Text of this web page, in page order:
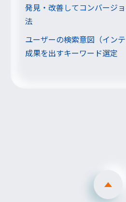
発見・改善してコンバージ
法
ユーザーの検索意図（イン
成果を出すキーワード選定